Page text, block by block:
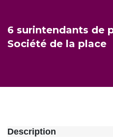
6 surintendants de
Société de la place
Description